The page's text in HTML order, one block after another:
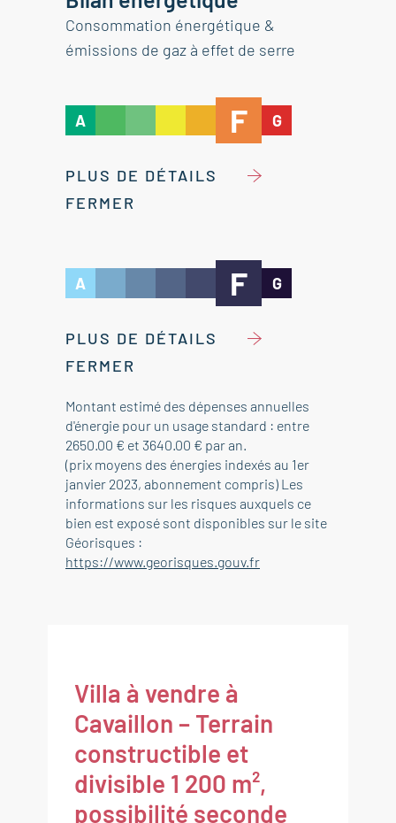
Consommation énergétique &
émissions de gaz à effet de serre
A F G
PLUS DE DÉTAILS
FERMER
A F G
PLUS DE DÉTAILS
FERMER
Montant estimé des dépenses annuelles
d'énergie pour un usage standard : entre
2650.00 € et 3640.00 € par an.
(prix moyens des énergies indexés au 1er
janvier 2023, abonnement compris) Les
informations sur les risques auxquels ce
bien est exposé sont disponibles sur le site
Géorisques :
https://www.georisques.gouv.fr
Villa à vendre à
Cavaillon – Terrain
constructible et
divisible 1 200 m²,
possibilité seconde